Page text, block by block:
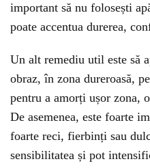
important să nu folosești
poate accentua durerea,
Un alt remediu util este să
obraz, în zona dureroasă,
pentru a amorți ușor zona,
De asemenea, este foarte
foarte reci, fierbinți sau
sensibilitatea și pot